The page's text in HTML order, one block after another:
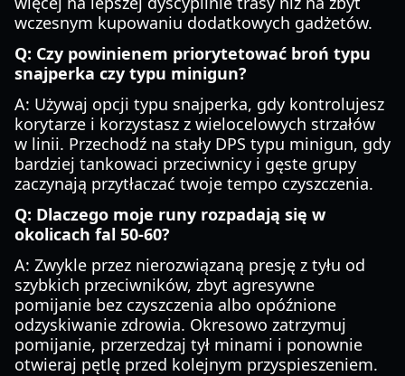
wczesnym kupowaniu dodatkowych gadżetów.
Q: Czy powinienem priorytetować broń typu
snajperka czy typu minigun?
A: Używaj opcji typu snajperka, gdy kontrolujesz
korytarze i korzystasz z wielocelowych strzałów
w linii. Przechodź na stały DPS typu minigun, gdy
bardziej tankowaci przeciwnicy i gęste grupy
zaczynają przytłaczać twoje tempo czyszczenia.
Q: Dlaczego moje runy rozpadają się w
okolicach fal 50-60?
A: Zwykle przez nierozwiązaną presję z tyłu od
szybkich przeciwników, zbyt agresywne
pomijanie bez czyszczenia albo opóźnione
odzyskiwanie zdrowia. Okresowo zatrzymuj
pomijanie, przerzedzaj tył minami i ponownie
otwieraj pętlę przed kolejnym przyspieszeniem.